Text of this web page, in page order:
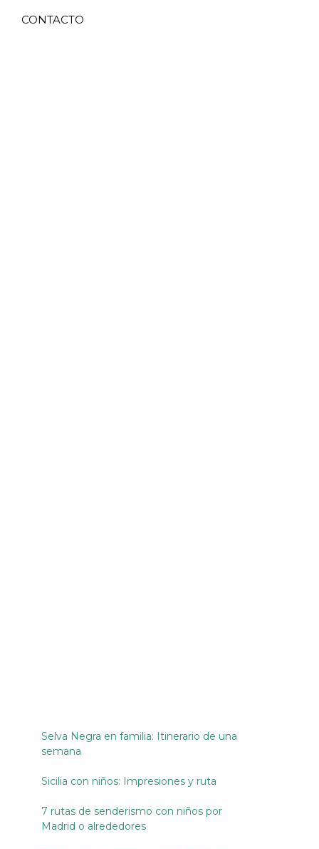
CONTACTO
Selva Negra en familia: Itinerario de una
semana
Sicilia con niños: Impresiones y ruta
7 rutas de senderismo con niños por
Madrid o alrededores